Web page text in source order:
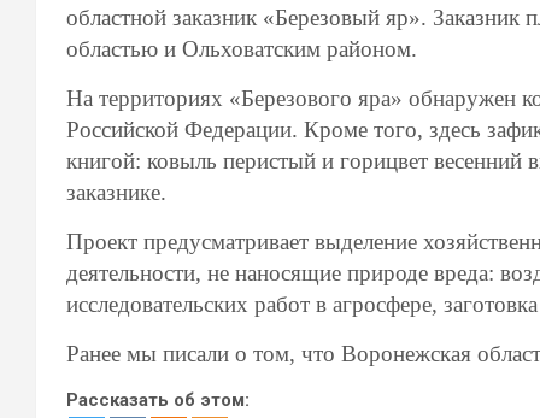
областной заказник «Березовый яр». Заказник
областью и Ольховатским районом.
На территориях «Березового яра»
Российской Федерации. Кроме того, здесь
книгой: ковыль перистый и горицвет весенний
заказнике.
Проект предусматривает выделение
деятельности, не наносящие природе вреда:
исследовательских работ в агросфере,
Ранее мы писали о том, что Воронежская
Рассказать об этом: